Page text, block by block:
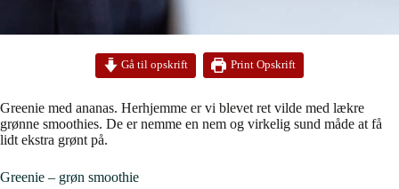
Gå til opskrift Print Opskrift
Greenie med ananas. Herhjemme er vi blevet ret vilde med lækre
grønne smoothies. De er nemme en nem og virkelig sund måde at få
lidt ekstra grønt på.
Greenie – grøn smoothie